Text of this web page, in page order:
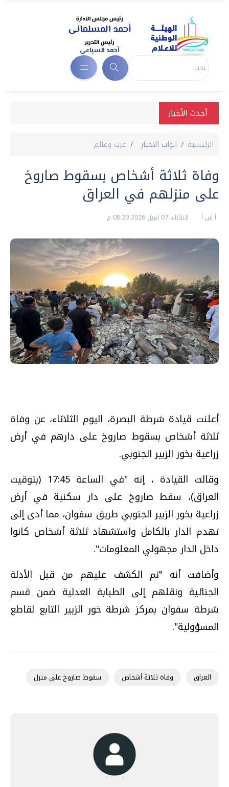
أحدث الأخبار
الرئيسية ابواب الاخبار عرب وعالم
وفاة ثلاثة أشخاص بسقوط صاروخ
على منزلهم في العراق
أ ش أ الثلاثاء، 07 ابريل 2026 08:29 م
أعلنت قيادة شرطة البصرة، اليوم الثلاثاء، عن وفاة
ثلاثة أشخاص بسقوط صاروخ على دارهم في أرض
زراعية بخور الزبير الجنوبي.
وقالت القيادة ، إنه "في الساعة 17:45 (بتوقيت
العراق)، سقط صاروخ على دار سكنية في أرض
زراعية بخور الزبير الجنوبي طريق سفوان، مما أدى إلى
تهدم الدار بالكامل واستشهاد ثلاثة أشخاص كانوا
داخل الدار مجهولي المعلومات".
وأضافت أنه "تم الكشف عليهم من قبل الأدلة
الجنائية ونقلهم إلى الطبابة العدلية ضمن قسم
شرطة سفوان بمركز شرطة خور الزبير التابع لقاطع
المسؤولية".
العراق وفاة ثلاثة أشخاص سقوط صاروخ على منزل